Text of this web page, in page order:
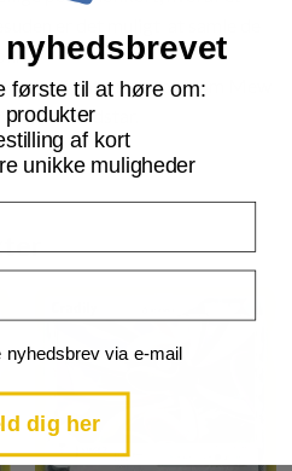
heldig at finde kort som Mew
Goldstar.
første til at høre om:
produkter
af kort
unikke muligheder
via e-mail
dig her